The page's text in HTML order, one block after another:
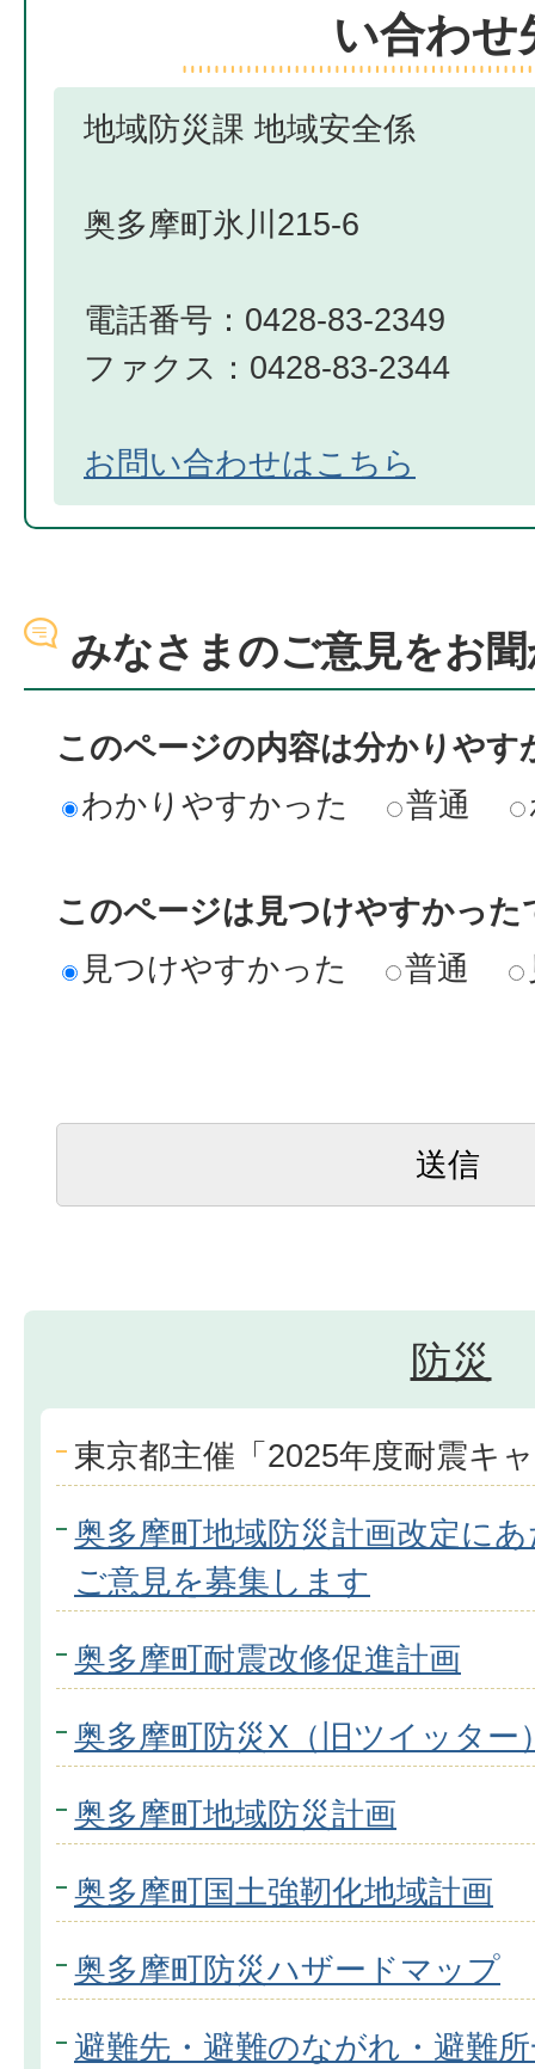
い合わせ
地域防災課 地域安全係
奥多摩町氷川215-6
電話番号：0428-83-2349
ファクス：0428-83-2344
お問い合わせはこちら
みなさまのご意見をお
このページの内容は分かりやす
わかりやすかった
普通
このページは見つけやすかった
見つけやすかった
普通
防災
東京都主催「2025年度耐震キ
奥多摩町地域防災計画改定に
ご意見を募集します
奥多摩町耐震改修促進計画
奥多摩町防災X（旧ツイッター
奥多摩町地域防災計画
奥多摩町国土強靭化地域計画
奥多摩町防災ハザードマップ
避難先・避難のながれ・避難